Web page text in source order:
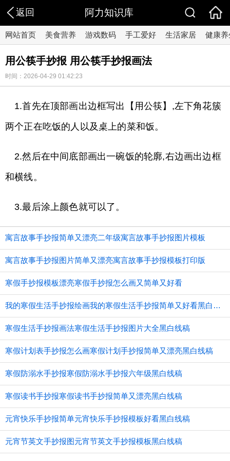
返回 阿力知识库
网站首页 美食营养 游戏数码 手工爱好 生活家居 健康养
用公筷手抄报 用公筷手抄报画法
时间：2026-04-29 01:42:23
1.首先在顶部画出边框写出【用公筷】,左下角花簇
两个正在吃饭的人以及桌上的菜和饭。
2.然后在中间底部画出一碗饭的轮廓,右边画出边框
和横线。
3.最后涂上颜色就可以了。
寓言故事手抄报简单又漂亮二年级寓言故事手抄报图片模板
寓言故事手抄报图片简单又漂亮寓言故事手抄报模板打印版
寒假手抄报模板漂亮寒假手抄报怎么画又简单又好看
我的寒假生活手抄报绘画我的寒假生活手抄报简单又好看黑白线稿
寒假生活手抄报画法寒假生活手抄报图片大全黑白线稿
寒假计划表手抄报怎么画寒假计划手抄报简单又漂亮黑白线稿
寒假防溺水手抄报寒假防溺水手抄报六年级黑白线稿
寒假读书手抄报寒假读书手抄报简单又漂亮黑白线稿
元宵快乐手抄报简单元宵快乐手抄报模板好看黑白线稿
元宵节英文手抄报图元宵节英文手抄报模板黑白线稿